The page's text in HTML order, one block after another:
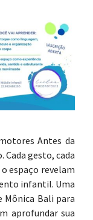
Antes da
Cada gesto, cada
espaço revelam
infantil. Uma
Mônica Bali para
aprofundar sua